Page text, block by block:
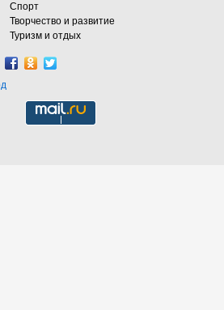
Спорт
Творчество и развитие
Туризм и отдых